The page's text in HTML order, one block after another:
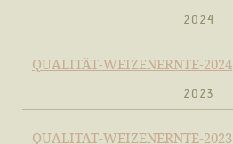
2024
QUALITÄT-WEIZENERNTE-2024
2023
QUALITÄT-WEIZENERNTE-2023